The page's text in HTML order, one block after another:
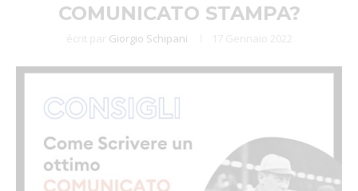
COMUNICATO STAMPA?
écrit par Giorgio Schipani 17 Gennaio 2022